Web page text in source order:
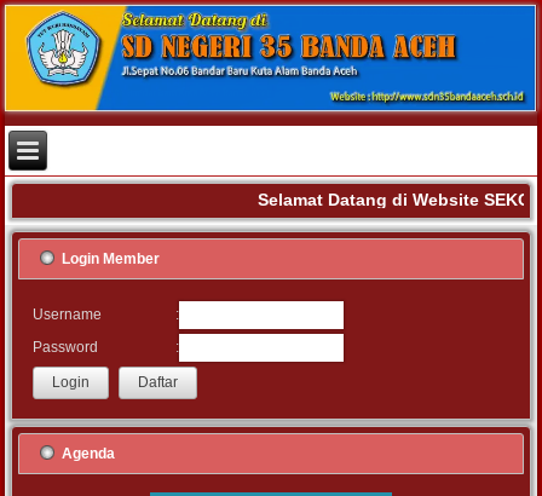
Selamat Datang di Website
Login Member
Username
:
Password
:
Agenda